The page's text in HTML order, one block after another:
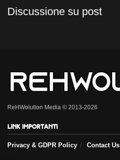
Discussione su post
ReHWolution Media © 2013-2026
Link importanti
Privacy & GDPR Policy Contact Us